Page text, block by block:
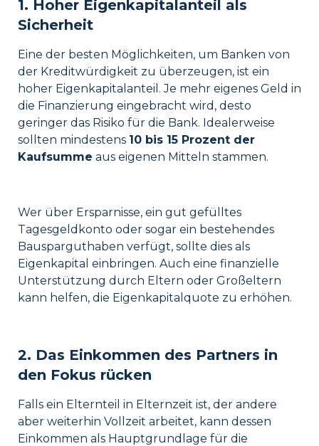
1. Hoher Eigenkapitalanteil als
Sicherheit
Eine der besten Möglichkeiten, um Banken von
der Kreditwürdigkeit zu überzeugen, ist ein
hoher Eigenkapital anteil. Je mehr eigenes Geld in
die Finanzierung eingebracht wird, desto
geringer das Risiko für die Bank. Idealerweise
sollten mindestens 10 bis 15 Prozent der
Kaufsumme aus eigenen Mitteln stammen.
Wer über Ersparnisse, ein gut gefülltes
Tagesgeldkonto oder sogar ein bestehendes
Bausparguthaben verfügt, sollte dies als
Eigenkapital einbringen. Auch eine finanzielle
Unterstützung durch Eltern oder Großeltern
kann helfen, die Eigenkapitalquote zu erhöhen.
2. Das Einkommen des Partners in
den Fokus rücken
Falls ein Elternteil in Elternzeit ist, der andere
aber weiterhin Vollzeit arbeitet, kann dessen
Einkommen als Hauptgrundlage für die